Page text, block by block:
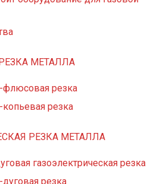
МЕТАЛЛА
флюсовая резка
резка
РЕЗКА МЕТАЛЛА
газоэлектрическая резка
резка